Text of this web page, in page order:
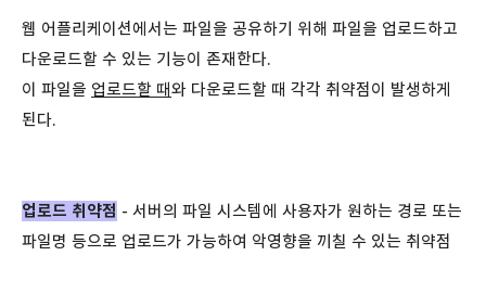
웹 어플리케이션에서는 파일을 공유하기 위해 파일을 업로드하고
다운로드할 수 있는 기능이 존재한다.
이 파일을 업로드할 때와 다운로드할 때 각각 취약점이 발생하게
된다.
업로드 취약점 - 서버의 파일 시스템에 사용자가 원하는 경로 또는
파일명 등으로 업로드가 가능하여 악영향을 끼칠 수 있는 취약점